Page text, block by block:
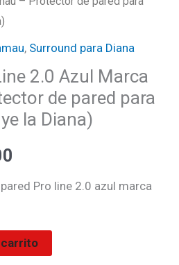
, Surround para Diana
2.0 Azul Marca
de pared para
la Diana)
Pro line 2.0 azul marca
carrito